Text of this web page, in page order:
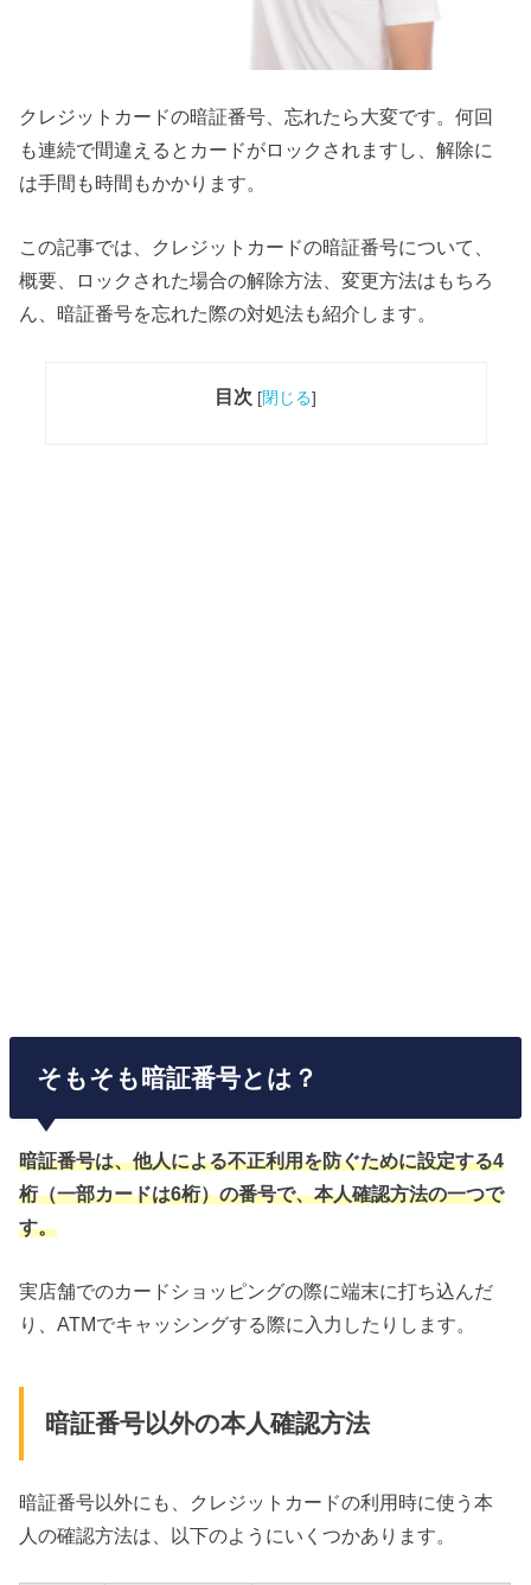
クレジットカードの暗証番号、忘れたら大変です。何回
も連続で間違えるとカードがロックされますし、解除に
は手間も時間もかかります。
この記事では、クレジットカードの暗証番号について、
概要、ロックされた場合の解除方法、変更方法はもちろ
ん、暗証番号を忘れた際の対処法も紹介します。
目次 [閉じる]
そもそも暗証番号とは？
暗証番号は、他人による不正利用を防ぐために設定する4
桁（一部カードは6桁）の番号で、本人確認方法の一つで
す。
実店舗でのカードショッピングの際に端末に打ち込んだ
り、ATMでキャッシングする際に入力したりします。
暗証番号以外の本人確認方法
暗証番号以外にも、クレジットカードの利用時に使う本
人の確認方法は、以下のようにいくつかあります。